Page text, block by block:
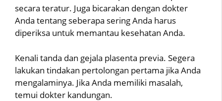
secara teratur. Juga bicarakan dengan dokter
Anda tentang seberapa sering Anda harus
diperiksa untuk memantau kesehatan Anda.
Kenali tanda dan gejala plasenta previa. Segera
lakukan tindakan pertolongan pertama jika Anda
mengalaminya. Jika Anda memiliki masalah,
temui dokter kandungan.